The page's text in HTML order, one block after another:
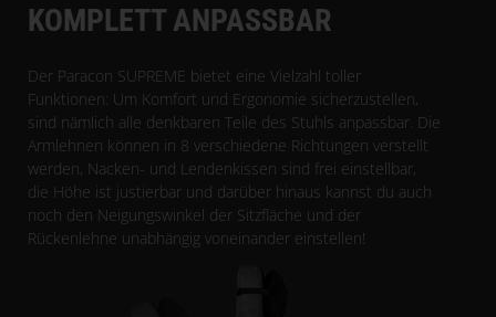
KOMPLETT ANPASSBAR
Der Paracon SUPREME bietet eine Vielzahl toller
Funktionen: Um Komfort und Ergonomie sicherzustellen,
sind nämlich alle denkbaren Teile des Stuhls anpassbar. Die
Armlehnen können in 8 verschiedene Richtungen verstellt
werden, Nacken- und Lendenkissen sind frei einstellbar,
die Höhe ist justierbar und darüber hinaus kannst du auch
noch den Neigungswinkel der Sitzfläche und der
Rückenlehne unabhängig voneinander einstellen!